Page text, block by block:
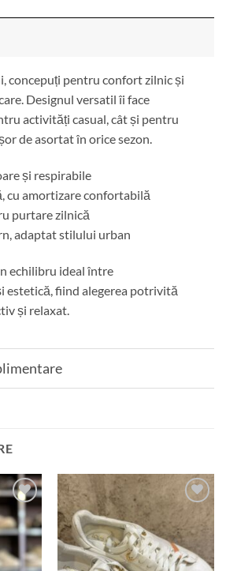
concepuți pentru confort zilnic și
Designul versatil îi face
activități casual, cât și pentru
de asortat în orice sezon.
și respirabile
cu amortizare confortabilă
purtare zilnică
adaptat stilului urban
echilibru ideal între
estetică, fiind alegerea potrivită
și relaxat.
Add to
wishlist
wishlist